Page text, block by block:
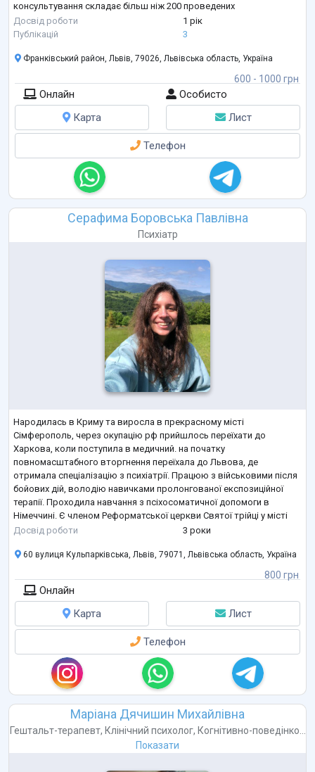
консультування складає більш ніж 200 проведених
індивідуальних сесій, які я надаю у консультаційному центрі при
університеті та у приватні
Досвід роботи
1 рік
Публікацій
3
600 - 1000 грн
Франківський район, Львів, 79026, Львівська область, Україна
Онлайн
Особисто
Карта
Лист
Телефон
Серафима Боровська Павлівна
Психіатр
Народилась в Криму та виросла в прекрасному місті
Сімферополь, через окупацію рф прийшлось переїхати до
Харкова, коли поступила в медичний. на початку
повномасштабного вторгнення переїхала до Львова, де
отримала спеціалізацію з психіатрії. Працюю з військовими після
бойових дій, володію навичками пролонгованої експозиційної
терапії. Проходила навчання з псіхосоматичної допомоги в
Німеччині. Є членом Реформатської церкви Святої трійці у місті
Львові, проходила базове навчання з душеопікунства в
Одружен...
Досвід роботи 3 роки
800 грн
60 вулиця Кульпарківська, Львів, 79071, Львівська область, Україна
Онлайн
Карта
Лист
Телефон
Маріана Дячишин Михайлівна
Гештальт-терапевт, Клінічний психолог, Когнітивно-поведінко...
Показати